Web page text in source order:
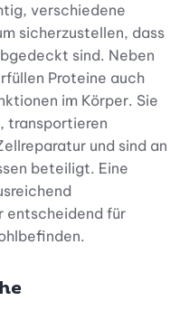
verschiedene
sicherzustellen, dass
sind. Neben
Proteine auch
im Körper. Sie
transportieren
und sind an
beteiligt. Eine
entscheidend für